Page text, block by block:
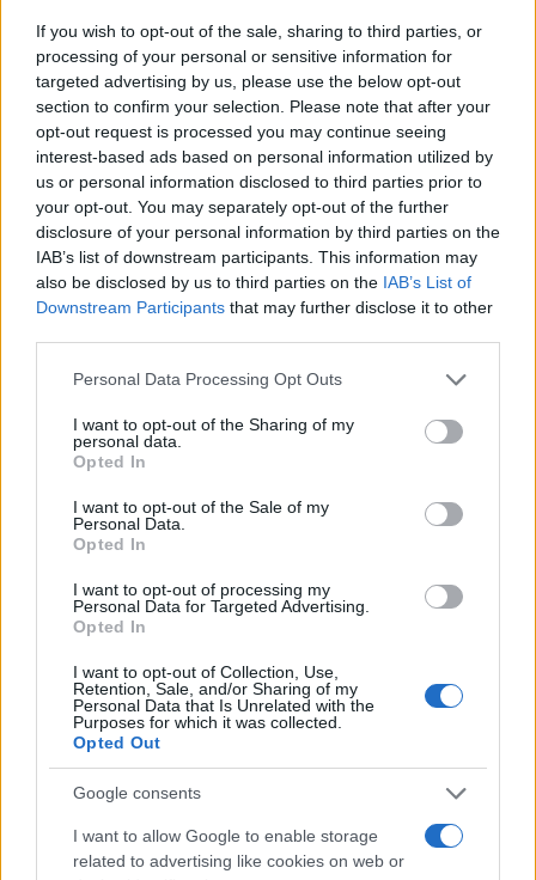
If you wish to opt-out of the sale, sharing to third parties, or
processing of your personal or sensitive information for
targeted advertising by us, please use the below opt-out
section to confirm your selection. Please note that after your
opt-out request is processed you may continue seeing
interest-based ads based on personal information utilized by
us or personal information disclosed to third parties prior to
your opt-out. You may separately opt-out of the further
disclosure of your personal information by third parties on the
IAB’s list of downstream participants. This information may
also be disclosed by us to third parties on the IAB’s List of
Downstream Participants that may further disclose it to other
Please note that this website/app uses one or more Google
not limited to your visit or usage behaviour. You may click to
grant or deny consent to Google and its third-party tags to
use your data for below specified purposes in below Google
consent section.
Personal Data Processing Opt Outs
I want to opt-out of the Sharing of my
personal data.
Opted In
I want to opt-out of the Sale of my
Personal Data.
Opted In
I want to opt-out of processing my
Personal Data for Targeted Advertising.
Opted In
I want to opt-out of Collection, Use,
Retention, Sale, and/or Sharing of my
Personal Data that Is Unrelated with the
Purposes for which it was collected.
Opted Out
Google consents
I want to allow Google to enable storage
related to advertising like cookies on web or
Staff
Continua a leggere
BELLEZZA